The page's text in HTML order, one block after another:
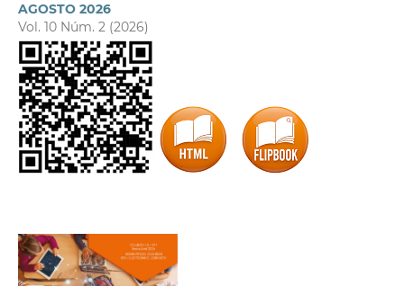
AGOSTO 2026
Vol. 10 Núm. 2 (2026)